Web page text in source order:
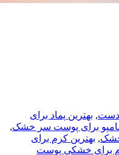
دست, بهترین پماد برای
برای پوست سر خشک,
خشک, بهترین کرم برای
برای خشکی پوست